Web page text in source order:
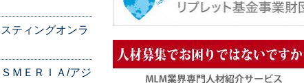
ティングオンラ
ＭＥＲＩＡ/アジ